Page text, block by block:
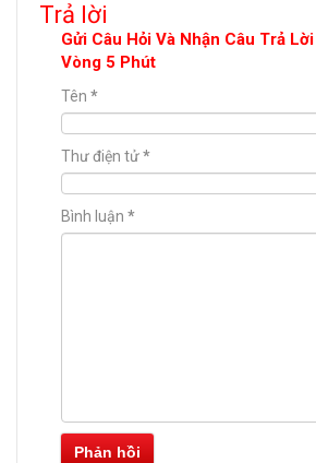
Trả lời
Gửi Câu Hỏi Và Nhận Câu Trả
Vòng 5 Phút
Tên *
Thư điện tử*
Bình luận *
Phản hồi